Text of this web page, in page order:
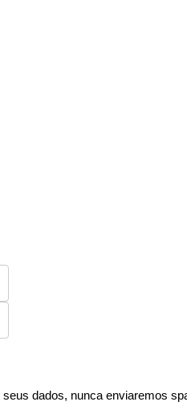
dados, nunca enviaremos